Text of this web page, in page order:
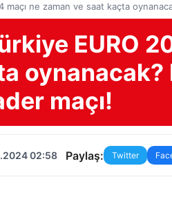
ne zaman ve saat kaçta
EURO
oynanacak?
maçı!
02:58 Paylaş: Twitter